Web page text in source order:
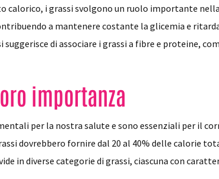
i grassi svolgono un ruolo importante
a mantenere costante la glicemia e
di associare i grassi a fibre e proteine,
importanza
per la nostra salute e sono essenziali per il
dovrebbero fornire dal 20 al 40% delle calorie
in diverse categorie di grassi, ciascuna con